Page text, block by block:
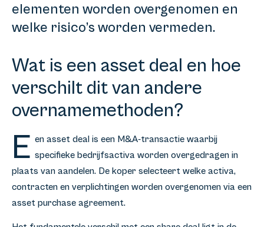
elementen worden overgenomen en
welke risico’s worden vermeden.
Wat is een asset deal en hoe
verschilt dit van andere
overnamemethoden?
E en asset deal is een M&A-transactie waarbij
specifieke bedrijfsactiva worden overgedragen in
plaats van aandelen. De koper selecteert welke activa,
contracten en verplichtingen worden overgenomen via een
asset purchase agreement.